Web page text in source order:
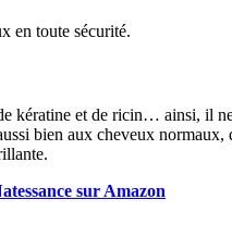
en toute sécurité.
kératine et de ricin… ainsi, il
bien aux cheveux
sur Amazon